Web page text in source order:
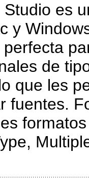
Studio es
y
de
que les
fuentes.